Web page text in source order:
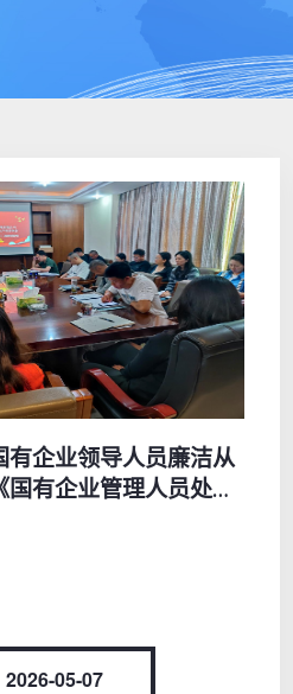
有企业领导人员廉洁从
有企业管理人员处分
2026-05-07